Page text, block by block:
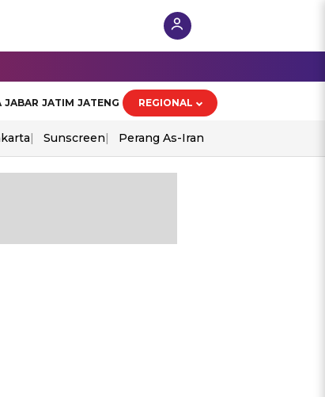
JABAR JATIM JATENG REGIONAL
Sunscreen Perang As-Iran